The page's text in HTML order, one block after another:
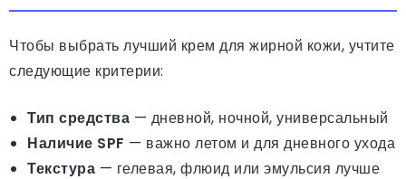
Чтобы выбрать лучший крем для жирной кожи, учтите
следующие критерии:
Тип средства — дневной, ночной, универсальный
Наличие SPF — важно летом и для дневного ухода
Текстура — гелевая, флюид или эмульсия лучше